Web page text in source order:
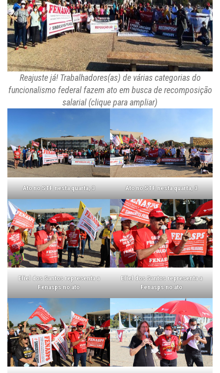
Reajuste já! Trabalhadores(as) de várias categorias do
funcionalismo federal fazem ato em busca de recomposição
salarial (clique para ampliar)
Ato no STF nesta quarta, 3 Ato no STF nesta quarta, 3
Eliel dos Santos representa a
Fenasps no ato
Eliel dos Santos representa a
Fenasps no ato